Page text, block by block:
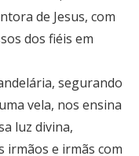
de Jesus, com
dos fiéis em
segurando
vela, nos ensina
luz divina,
irmãos e irmãs com